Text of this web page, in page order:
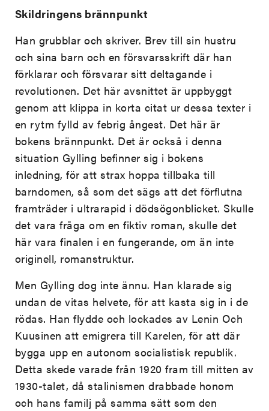
Skildringens brännpunkt
Han grubblar och skriver. Brev till sin hustru
och sina barn och en försvarsskrift där han
förklarar och försvarar sitt deltagande i
revolutionen. Det här avsnittet är uppbyggt
genom att klippa in korta citat ur dessa texter i
en rytm fylld av febrig ångest. Det här är
bokens brännpunkt. Det är också i denna
situation Gylling befinner sig i bokens
inledning, för att strax hoppa tillbaka till
barndomen, så som det sägs att det förflutna
framträder i ultrarapid i dödsögonblicket. Skulle
det vara fråga om en fiktiv roman, skulle det
här vara finalen i en fungerande, om än inte
originell, romanstruktur.
Men Gylling dog inte ännu. Han klarade sig
undan de vitas helvete, för att kasta sig in i de
rödas. Han flydde och lockades av Lenin Och
Kuusinen att emigrera till Karelen, för att där
bygga upp en autonom socialistisk republik.
Detta skede varade från 1920 fram till mitten av
1930-talet, då stalinismen drabbade honom
och hans familj på samma sätt som den